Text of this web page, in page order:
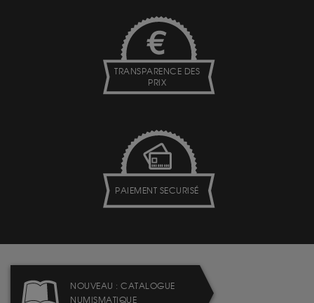
TRANSPARENCE DES
PRIX
PAIEMENT SECURISÉ
NOUVEAU : CATALOGUE
NUMISMATIQUE